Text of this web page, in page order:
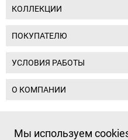
КОЛЛЕКЦИИ
ПОКУПАТЕЛЮ
УСЛОВИЯ РАБОТЫ
О КОМПАНИИ
Следите
Мы используем